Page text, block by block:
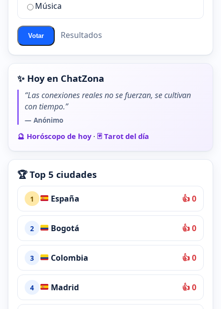
ChatZona?
Música
Votar Resultados
✨ Hoy en ChatZona
“Las conexiones reales no se fuerzan, se cultivan
con tiempo.”
— Anónimo
🔮 Horóscopo de hoy· 🃏 Tarot del día
🏆 Top 5 ciudades
1 España 👍 0
2 Bogotá 👍 0
3 Colombia 👍 0
4 Madrid 👍 0